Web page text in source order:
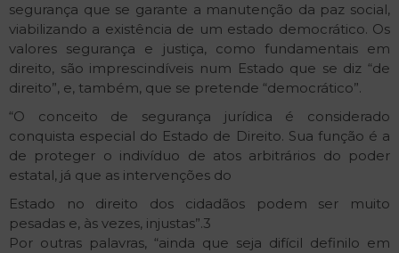
segurança que se garante a manutenção da paz social,
viabilizando a existência de um estado democrático. Os
valores segurança e justiça, como fundamentais em
direito, são imprescindíveis num Estado que se diz “de
direito”, e, também, que se pretende “democrático”.
“O conceito de segurança jurídica é considerado
conquista especial do Estado de Direito. Sua função é a
de proteger o indivíduo de atos arbitrários do poder
estatal, já que as intervenções do
Estado no direito dos cidadãos podem ser muito
pesadas e, às vezes, injustas”.3
Por outras palavras, “ainda que seja difícil defini­lo em